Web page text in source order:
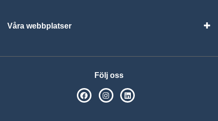
Våra webbplatser
Följ oss
SPSM på Facebook
SPSM på Instagram